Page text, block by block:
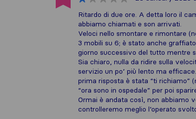
Ritardo di due ore. A detta loro il
abbiamo chiamati e son arrivati.
Veloci nello smontare e rimontare
3 mobili su 6; è stato anche
giorno successivo del tutto mentre
Sia chiaro, nulla da ridire sulla
servizio un po’ più lento ma
prima risposta è stata “ti richiamo”
“ora sono in ospedale” per poi
Ormai è andata così, non abbiamo
controlleremo meglio l’operato